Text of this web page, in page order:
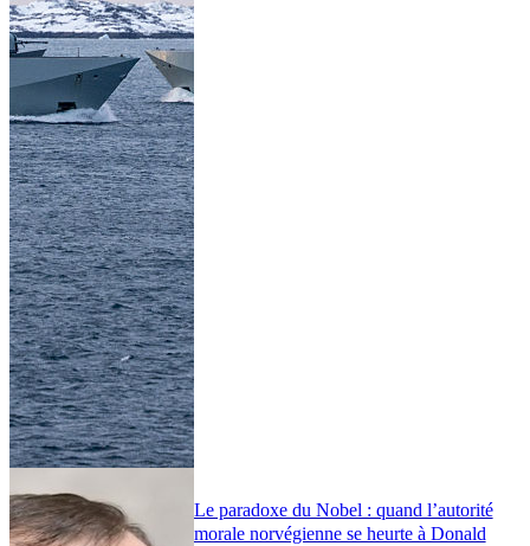
Le paradoxe du Nobel : quand l’autorité
morale norvégienne se heurte à Donald